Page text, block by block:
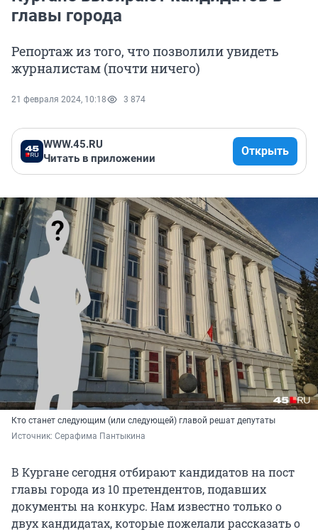
главы города
Репортаж из того, что позволили увидеть
журналистам (почти ничего)
21 февраля 2024, 10:18 3 874
WWW.45.RU
Читать в приложении
Открыть
Кто станет следующим (или следующей) главой решат депутаты
Источник: Серафима Пантыкина
В Кургане сегодня отбирают кандидатов на пост
главы города из 10 претендентов, подавших
документы на конкурс. Нам известно только о
двух кандидатах, которые пожелали рассказать о